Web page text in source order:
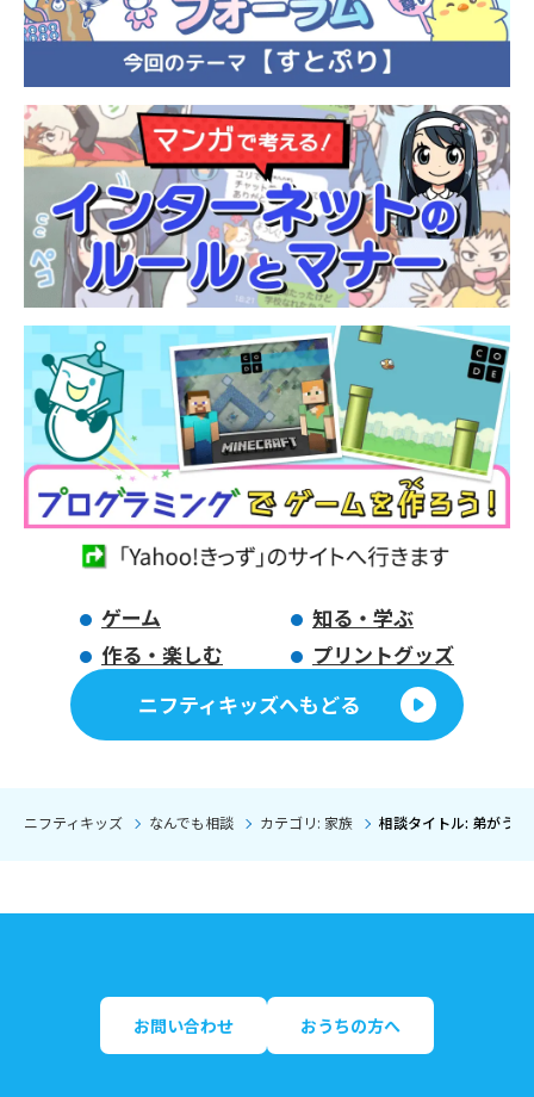
ゲーム
知る・学ぶ
作る・楽しむ
プリントグッズ
ニフティキッズへもどる
ニフティキッズ なんでも相談 カテゴリ: 家族 相談タイトル: 弟がうざ
お問い合わせ おうちの方へ